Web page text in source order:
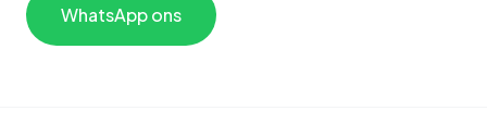
WhatsApp ons